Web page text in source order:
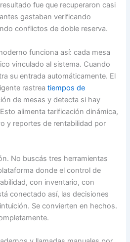
fue que recuperaron casi
gastaban verificando
conflictos de doble reserva.
funciona así: cada mesa
vinculado al sistema. Cuando
su entrada automáticamente. El
rastreatiempos de
de mesas y detecta si hay
alimenta tarificación dinámica,
y reportes de rentabilidad por
No buscás tres herramientas
donde el control de
con inventario, con
conectado así, las decisiones
Se convierten en hechos.